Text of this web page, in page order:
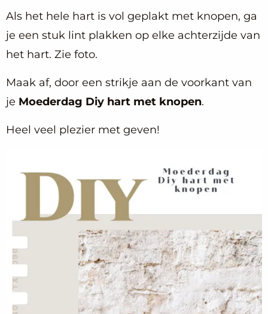
Als het hele hart is vol geplakt met knopen, ga
je een stuk lint plakken op elke achterzijde van
het hart. Zie foto.
Maak af, door een strikje aan de voorkant van
je Moederdag Diy hart met knopen.
Heel veel plezier met geven!